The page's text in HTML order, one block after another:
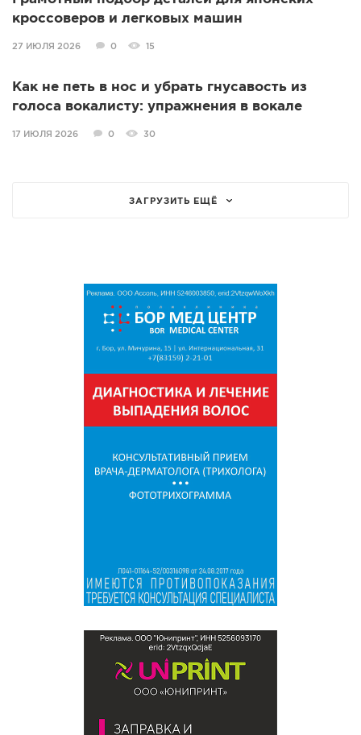
кроссоверов и легковых машин
27 ИЮЛЯ 2026 0 15
Как не петь в нос и убрать гнусавость из
голоса вокалисту: упражнения в вокале
17 ИЮЛЯ 2026 0 30
ЗАГРУЗИТЬ ЕЩЁ